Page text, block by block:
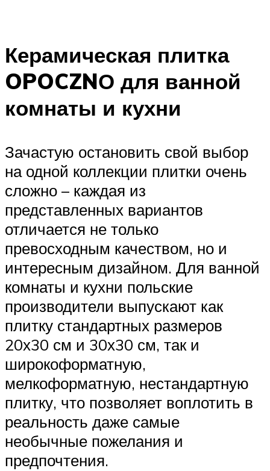
Керамическая плитка
OPOCZNО для ванной
комнаты и кухни
Зачастую остановить свой выбор
на одной коллекции плитки очень
сложно – каждая из
представленных вариантов
отличается не только
превосходным качеством, но и
интересным дизайном. Для ванной
комнаты и кухни польские
производители выпускают как
плитку стандартных размеров
20х30 см и 30х30 см, так и
широкоформатную,
мелкоформатную, нестандартную
плитку, что позволяет воплотить в
реальность даже самые
необычные пожелания и
предпочтения.